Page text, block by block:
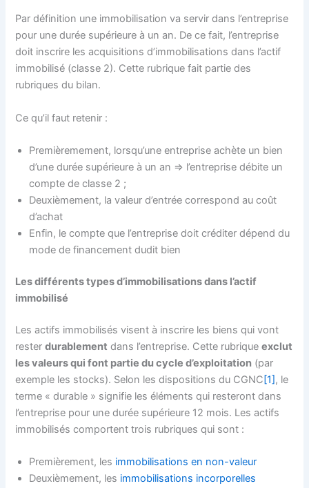
Par définition une immobilisation va servir dans l’entreprise
pour une durée supérieure à un an. De ce fait, l’entreprise
doit inscrire les acquisitions d’immobilisations dans l’actif
immobilisé (classe 2). Cette rubrique fait partie des
rubriques du bilan.
Ce qu’il faut retenir :
Premièremement, lorsqu’une entreprise achète un bien
d’une durée supérieure à un an => l’entreprise débite un
compte de classe 2 ;
Deuxièmement, la valeur d’entrée correspond au coût
d’achat
Enfin, le compte que l’entreprise doit créditer dépend du
mode de financement dudit bien
Les différents types d’immobilisations dans l’actif
immobilisé
Les actifs immobilisés visent à inscrire les biens qui vont
resterdurablement dans l’entreprise. Cette rubriqueexclut
les valeurs qui font partie du cycle d’exploitation (par
exemple les stocks). Selon les dispositions du CGNC [1], le
terme « durable » signifie les éléments qui resteront dans
l’entreprise pour une durée supérieure 12 mois. Les actifs
immobilisés comportent trois rubriques qui sont :
Premièrement, les immobilisations en non-valeur
Deuxièmement, les immobilisations incorporelles